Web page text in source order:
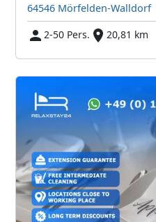
64546 Mörfelden-Walldorf
2-50 Pers.
20,81 km